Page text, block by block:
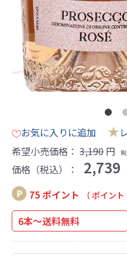
お気に入りに追加 ★
希望小売価格： 3,190 円
価格（税込）： 2,739
75 ポイント
（ ポイント
6本～送料無料